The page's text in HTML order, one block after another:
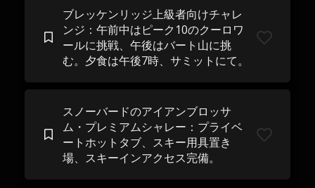
ブレッケンリッジ上級者向けチャレ
ンジ：午前中はピーク10のクーロワ
ールに挑戦、午後はバート山に挑
む。夕食は午後7時、サミットにて。
スノーバードのアイアンブロッサ
ム・プレミアムシャレー：プライベ
ートホットタブ、スキー用具置き
場、スキーインアクセス完備。